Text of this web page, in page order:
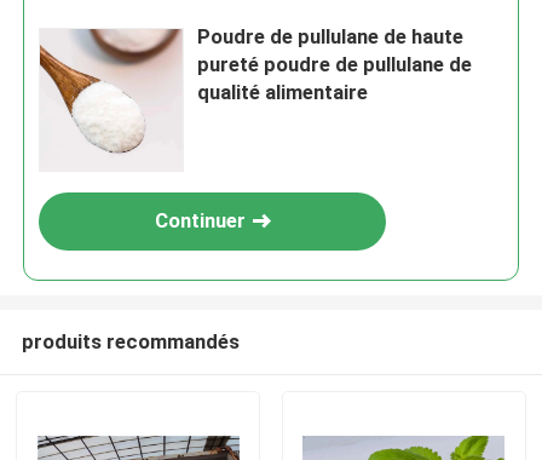
Poudre de pullulane de haute
pureté poudre de pullulane de
qualité alimentaire
Continuer
produits recommandés